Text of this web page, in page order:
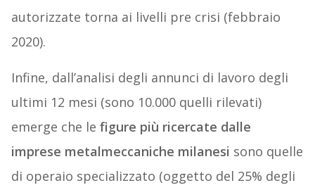
autorizzate torna ai livelli pre crisi (febbraio
2020).
Infine, dall’analisi degli annunci di lavoro degli
ultimi 12 mesi (sono 10.000 quelli rilevati)
emerge che le figure più ricercate dalle
imprese metalmeccaniche milanesi sono quelle
di operaio specializzato (oggetto del 25% degli